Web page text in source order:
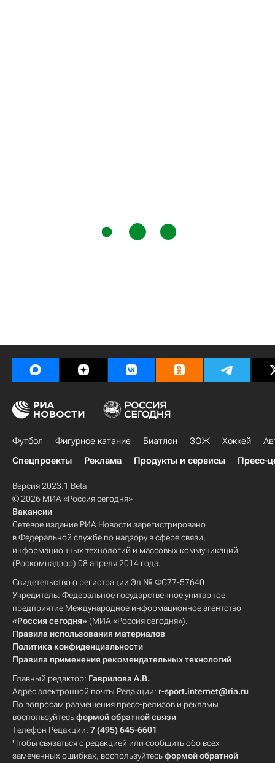
Футбол Фигурное катание Биатлон ЗОЖ Хоккей
Спецпроекты
Реклама Продукты и сервисы Пресс-
Версия 2023.1 Beta
© 2026 МИА «Россия сегодня»
Вакансии
Сетевое издание РИА Новости зарегистрировано
в Федеральной службе по надзору в сфере связи,
информационных технологий и массовых коммуникаций
(Роскомнадзор) 08 апреля 2014 года.
Свидетельство о регистрации Эл № ФС77-57640
Учредитель: Федеральное государственное унитарное
предприятие Международное информационное агентство
«Россия сегодня» (МИА «Россия сегодня»).
Правила использования материалов
Политика конфиденциальности
Правила применения рекомендательных технологий
Главный редактор: Гаврилова А.В.
Адрес электронной почты Редакции: r-sport.internet@ria.ru
По вопросам размещения пресс-релизов и рекламы
воспользуйтесьформой обратной связи
Телефон Редакции: 7 (495) 645-6601
Чтобы связаться с редакцией или сообщить обо всех
замеченных ошибках, воспользуйтесьформой обратной